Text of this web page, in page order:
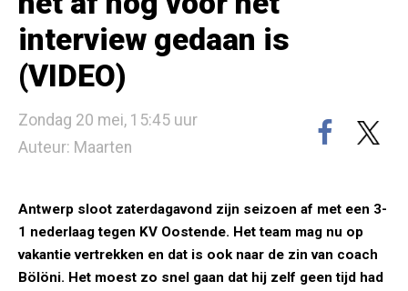
interview gedaan is
(VIDEO)
Zondag 20 mei, 15:45 uur
Auteur: Maarten
Antwerp sloot zaterdagavond zijn seizoen af met een 3-
1 nederlaag tegen KV Oostende. Het team mag nu op
vakantie vertrekken en dat is ook naar de zin van coach
Bölöni. Het moest zo snel gaan dat hij zelf geen tijd had